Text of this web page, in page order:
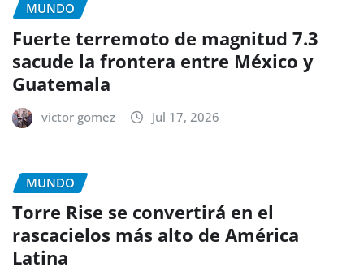
MUNDO
Fuerte terremoto de magnitud 7.3
sacude la frontera entre México y
Guatemala
victor gomez Jul 17, 2026
MUNDO
Torre Rise se convertirá en el
rascacielos más alto de América
Latina